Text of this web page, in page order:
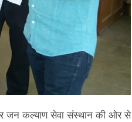
जन कल्याण सेवा संस्थान की ओर से